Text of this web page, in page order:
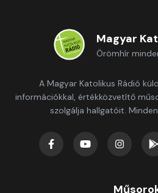
Magyar
Örömhír
A Magyar Katolikus Rádió
információkkal, értékközvetítő
szolgálja hallgatóit.